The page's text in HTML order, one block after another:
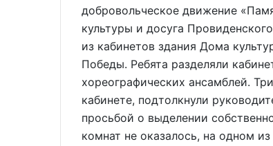
добровольческое движение
культуры и досуга
из кабинетов здания Дома
Победы. Ребята разделяли
хореографических ансамблей.
кабинете, подтолкнули
просьбой о выделении
комнат не оказалось, на одном